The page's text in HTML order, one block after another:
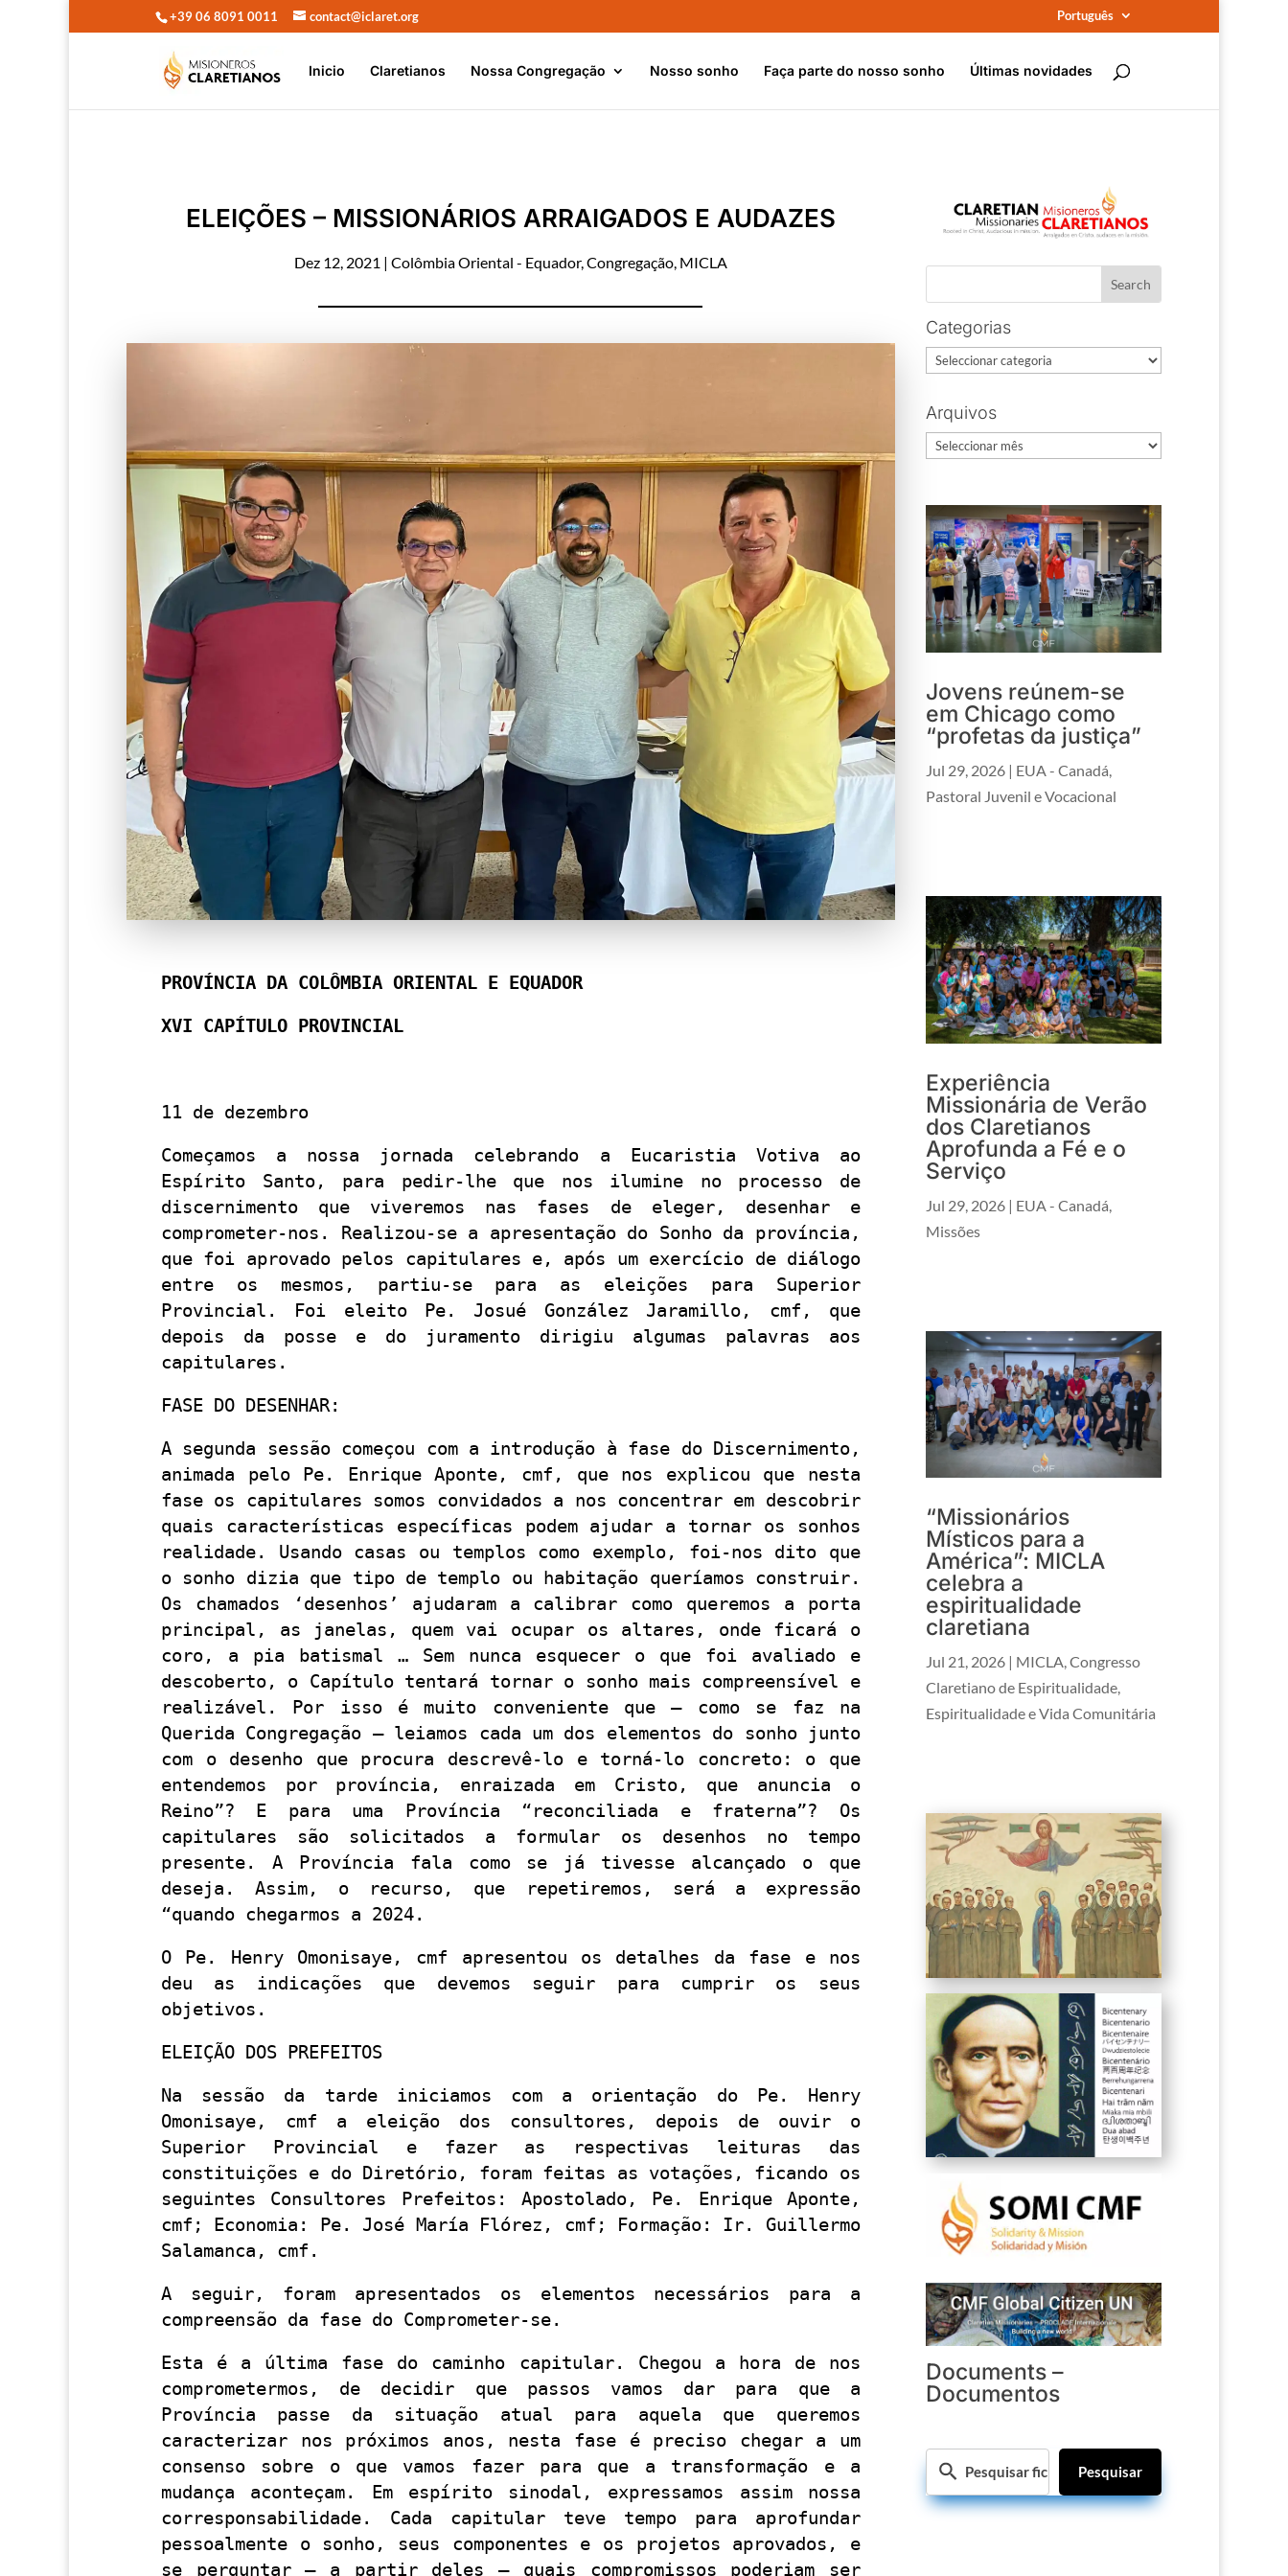
+39 06 8091 0011 contact@iclaret.org Português
Inicio Claretianos Nossa Congregação Nosso sonho Faça parte do nosso sonho Últimas novidades
ELEIÇÕES – MISSIONÁRIOS ARRAIGADOS E AUDAZES
Dez 12, 2021 | Colômbia Oriental - Equador,Congregação, MICLA
PROVÍNCIA DA COLÔMBIA ORIENTAL E EQUADOR
XVI CAPÍTULO PROVINCIAL
11 de dezembro
Começamos a nossa jornada celebrando a Eucaristia Votiva ao
Espírito Santo, para pedir-lhe que nos ilumine no processo de
discernimento que viveremos nas fases de eleger, desenhar e
comprometer-nos. Realizou-se a apresentação do Sonho da província,
que foi aprovado pelos capitulares e, após um exercício de diálogo
entre os mesmos, partiu-se para as eleições para Superior
Provincial. Foi eleito Pe. Josué González Jaramillo, cmf, que
depois da posse e do juramento dirigiu algumas palavras aos
capitulares.
FASE DO DESENHAR:
A segunda sessão começou com a introdução à fase do Discernimento,
animada pelo Pe. Enrique Aponte, cmf, que nos explicou que nesta
fase os capitulares somos convidados a nos concentrar em descobrir
quais características específicas podem ajudar a tornar os sonhos
realidade. Usando casas ou templos como exemplo, foi-nos dito que
o sonho dizia que tipo de templo ou habitação queríamos construir.
Os chamados ‘desenhos’ ajudaram a calibrar como queremos a porta
principal, as janelas, quem vai ocupar os altares, onde ficará o
coro, a pia batismal … Sem nunca esquecer o que foi avaliado e
descoberto, o Capítulo tentará tornar o sonho mais compreensível e
realizável. Por isso é muito conveniente que – como se faz na
Querida Congregação – leiamos cada um dos elementos do sonho junto
com o desenho que procura descrevê-lo e torná-lo concreto: o que
entendemos por província, enraizada em Cristo, que anuncia o
Reino”? E para uma Província “reconciliada e fraterna”? Os
capitulares são solicitados a formular os desenhos no tempo
presente. A Província fala como se já tivesse alcançado o que
deseja. Assim, o recurso, que repetiremos, será a expressão
“quando chegarmos a 2024.
O Pe. Henry Omonisaye, cmf apresentou os detalhes da fase e nos
deu as indicações que devemos seguir para cumprir os seus
objetivos.
ELEIÇÃO DOS PREFEITOS
Na sessão da tarde iniciamos com a orientação do Pe. Henry
Omonisaye, cmf a eleição dos consultores, depois de ouvir o
Superior Provincial e fazer as respectivas leituras das
constituições e do Diretório, foram feitas as votações, ficando os
seguintes Consultores Prefeitos: Apostolado, Pe. Enrique Aponte,
cmf; Economia: Pe. José María Flórez, cmf; Formação: Ir. Guillermo
Salamanca, cmf.
A seguir, foram apresentados os elementos necessários para a
compreensão da fase do Comprometer-se.
Esta é a última fase do caminho capitular. Chegou a hora de nos
comprometermos, de decidir que passos vamos dar para que a
Província passe da situação atual para aquela que queremos
caracterizar nos próximos anos, nesta fase é preciso chegar a um
consenso sobre o que vamos fazer para que a transformação e a
mudança aconteçam. Em espírito sinodal, expressamos assim nossa
corresponsabilidade. Cada capitular teve tempo para aprofundar
pessoalmente o sonho, seus componentes e os projetos aprovados, e
se perguntar – a partir deles – quais compromissos poderiam ser
Categorias
Categorias
Arquivos
Arquivos
Jovens reúnem-se
em Chicago como
“profetas da justiça”
Jul 29, 2026 | EUA - Canadá,
Pastoral Juvenil e Vocacional
Experiência
Missionária de Verão
dos Claretianos
Aprofunda a Fé e o
Serviço
Jul 29, 2026 | EUA - Canadá
Missões
“Missionários
Místicos para a
América”: MICLA
celebra a
espiritualidade
claretiana
Jul 21, 2026 | MICLA,Congresso
Claretiano de Espiritualidade,
Espiritualidade e Vida Comunitária
Documents –
Documentos
Pesquisar